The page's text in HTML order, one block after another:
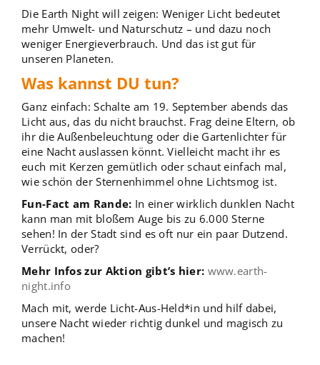
Die Earth Night will zeigen: Weniger Licht bedeutet
mehr Umwelt- und Naturschutz – und dazu noch
weniger Energieverbrauch. Und das ist gut für
unseren Planeten.
Was kannst DU tun?
Ganz einfach: Schalte am 19. September abends das
Licht aus, das du nicht brauchst. Frag deine Eltern, ob
ihr die Außenbeleuchtung oder die Gartenlichter für
eine Nacht auslassen könnt. Vielleicht macht ihr es
euch mit Kerzen gemütlich oder schaut einfach mal,
wie schön der Sternenhimmel ohne Lichtsmog ist.
Fun-Fact am Rande: In einer wirklich dunklen Nacht
kann man mit bloßem Auge bis zu 6.000 Sterne
sehen! In der Stadt sind es oft nur ein paar Dutzend.
Verrückt, oder?
Mehr Infos zur Aktion gibt’s hier: www.earth-
night.info
Mach mit, werde Licht-Aus-Held*in und hilf dabei,
unsere Nacht wieder richtig dunkel und magisch zu
machen!